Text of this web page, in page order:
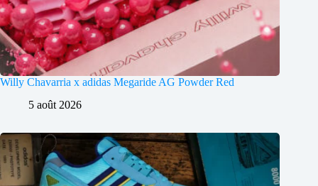
Willy Chavarria x adidas Megaride AG Powder Red
5 août 2026